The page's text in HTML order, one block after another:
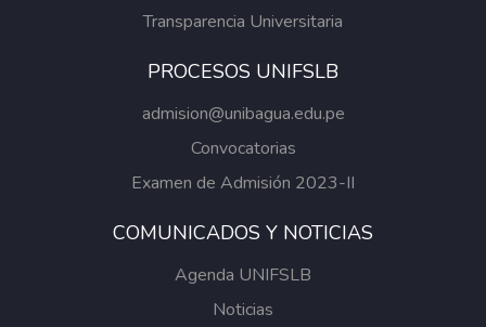
Transparencia Universitaria
PROCESOS UNIFSLB
admision@unibagua.edu.pe
Convocatorias
Examen de Admisión 2023-II
COMUNICADOS Y NOTICIAS
Agenda UNIFSLB
Noticias